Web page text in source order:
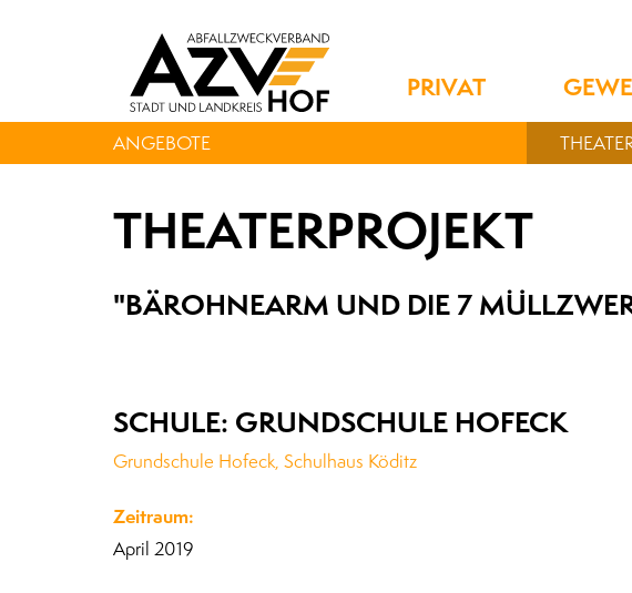
PRIVAT
ANGEBOTE
THEATERPROJEKT
"BÄROHNEARM UND DIE 7
SCHULE: GRUNDSCHULE HOFECK
Grundschule Hofeck, Schulhaus Köditz
Zeitraum:
April 2019